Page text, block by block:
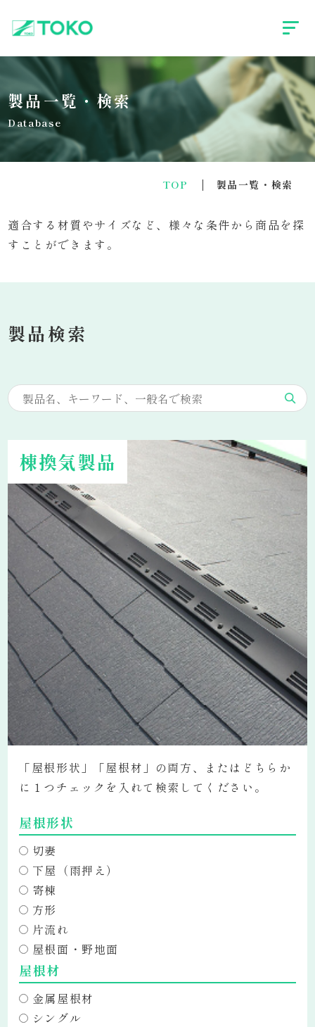
製品一覧・検索
Database
TOP 製品一覧・検索
適合する材質やサイズなど、様々な条件から商品を探
すことができます。
製品検索
棟換気製品
「屋根形状」「屋根材」の両方、またはどちらか
に１つチェックを入れて検索してください。
屋根形状
切妻
下屋（雨押え）
寄棟
方形
片流れ
屋根面・野地面
屋根材
金属屋根材
シングル